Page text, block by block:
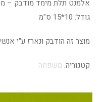
אלמנט תלת מימד מודבק –
גודל: 10*15 ס"מ
מוצר זה הודבק ונארז ע"י
קטגוריה: משפחה